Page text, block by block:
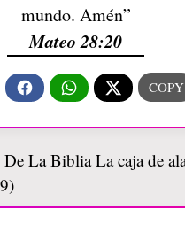
mundo. Amén”
Mateo 28:20